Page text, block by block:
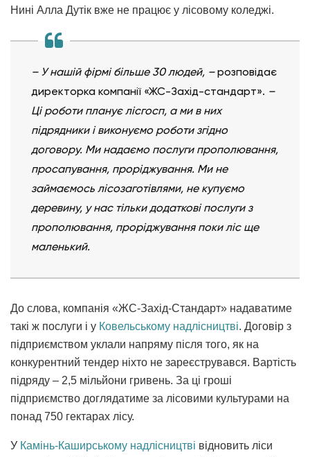
Нині Алла Дутік вже не працює у лісовому коледжі.
– У нашій фірмі більше 30 людей, –розповідає
директорка компанії «ЖС-Захід-стандарт». –
Ці роботи планує лісгосп, а ми в них
підрядники і виконуємо роботи згідно
договору. Ми надаємо послуги прополювання,
просапування, проріджування. Ми не
займаємось лісозаготівлями, не купуємо
деревину, у нас тільки додаткові послуги з
прополювання, проріджування поки ліс ще
маленький.
До слова, компанія «ЖС-Захід-Стандарт» надаватиме
такі ж послуги і у Ковельському надлісництві. Договір з
підприємством уклали напряму після того, як на
конкурентний тендер ніхто не зареєструвався. Вартість
підряду – 2,5 мільйони гривень. За ці гроші
підприємство доглядатиме за лісовими культурами на
понад 750 гектарах лісу.
У Камінь-Каширському надлісництві відновить ліси